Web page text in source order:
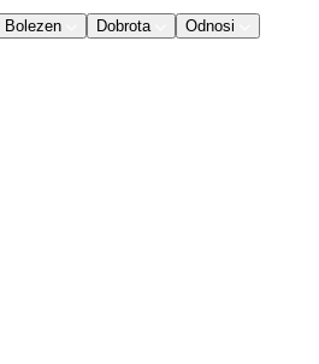
Bolezen Dobrota
Odnosi